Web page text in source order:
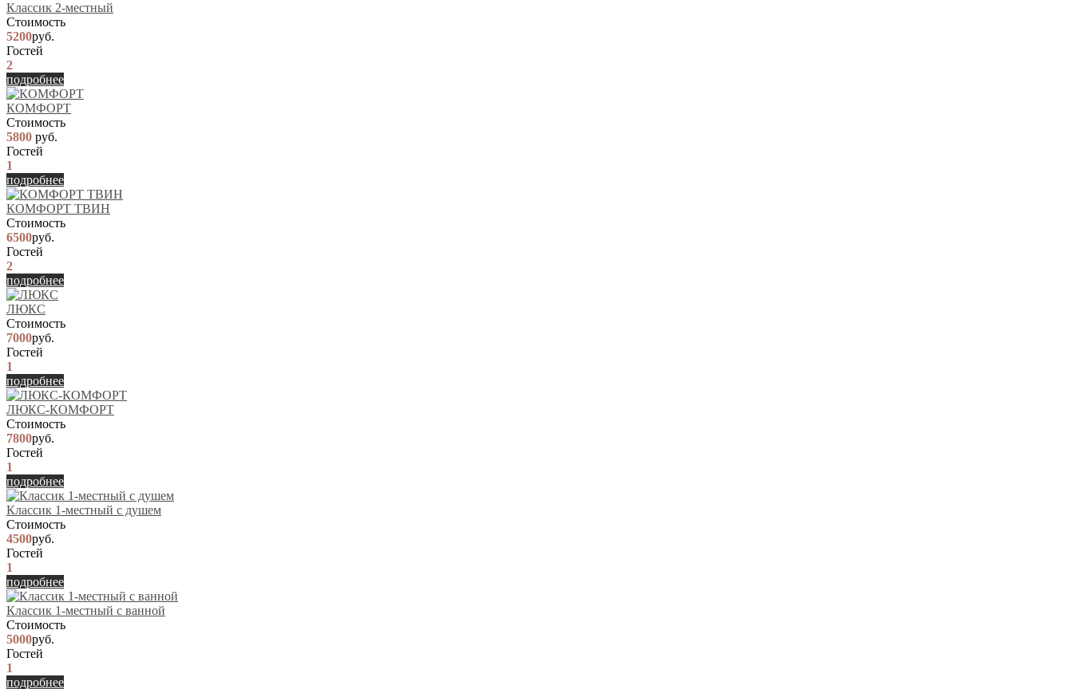
Классик 2-местный
Стоимость
5200руб.
Гостей
2
подробнее
КОМФОРТ
Стоимость
5800 руб.
Гостей
1
подробнее
КОМФОРТ ТВИН
Стоимость
6500руб.
Гостей
2
подробнее
ЛЮКС
Стоимость
7000руб.
Гостей
1
подробнее
ЛЮКС-КОМФОРТ
Стоимость
7800руб.
Гостей
1
подробнее
Классик 1-местный с душем
Стоимость
4500руб.
Гостей
1
подробнее
Классик 1-местный с ванной
Стоимость
5000руб.
Гостей
1
подробнее